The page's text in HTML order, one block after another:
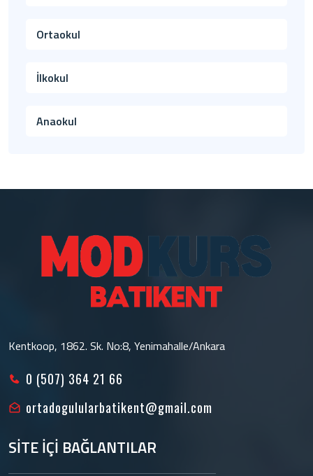
Ortaokul
İlkokul
Anaokul
Kentkoop, 1862. Sk. No:8, Yenimahalle/Ankara
0 (507) 364 21 66
ortadogulularbatikent@gmail.com
SİTE İÇİ BAĞLANTILAR